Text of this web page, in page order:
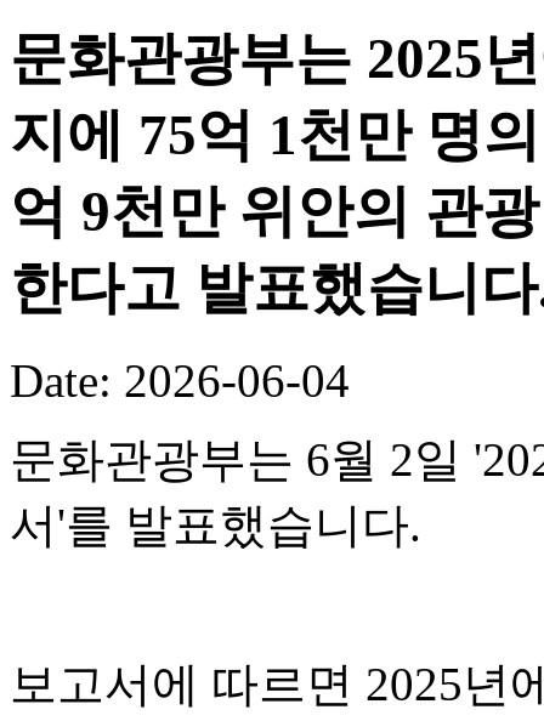
문화관광부는 2025
지에 75억 1천만 명
억 9천만 위안의 관
한다고 발표했습니
Date: 2026-06-04
문화관광부는 6월 2일
서'를 발표했습니다.
보고서에 따르면 2025년